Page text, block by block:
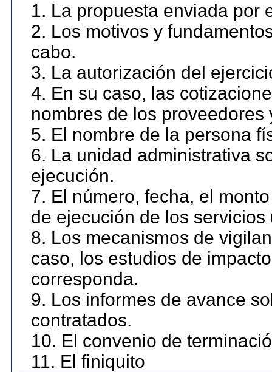
1. La propuesta enviada por
2. Los motivos y
cabo.
3. La autorización del
4. En su caso, las
nombres de los proveedores
5. El nombre de la persona
6. La unidad administrativa
ejecución.
7. El número, fecha, el
de ejecución de los servicios
8. Los mecanismos de
caso, los estudios de
corresponda.
9. Los informes de avance
contratados.
10. El convenio de
11. El finiquito